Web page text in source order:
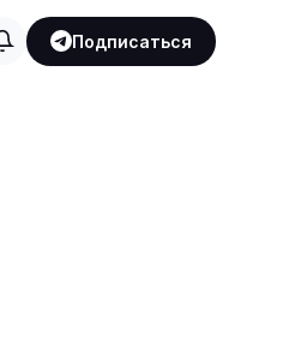
Подписаться